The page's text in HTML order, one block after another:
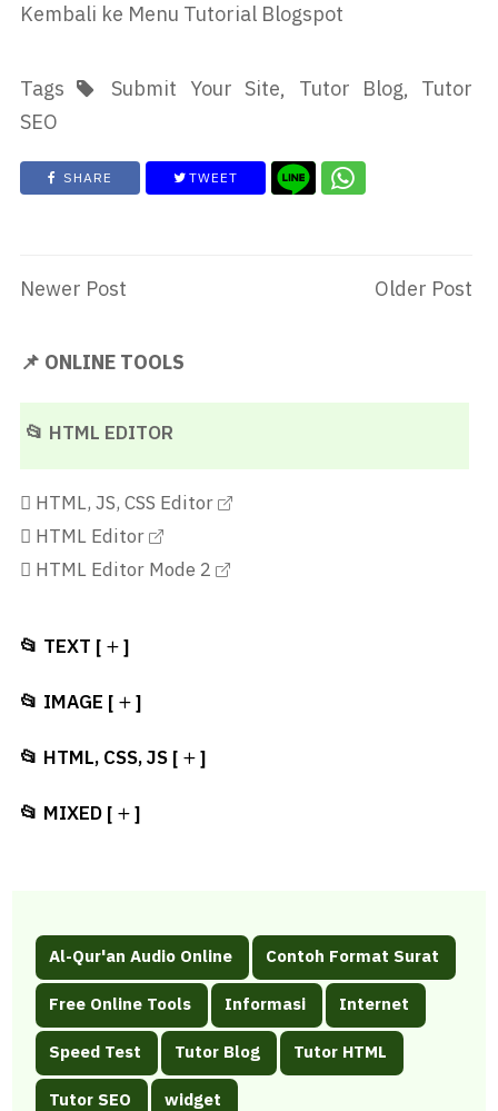
Kembali ke Menu Tutorial Blogspot
Tags Submit Your Site, Tutor Blog, Tutor
SEO
SHARE TWEET
Newer Post Older Post
📌 ONLINE TOOLS
📂 HTML EDITOR
HTML, JS, CSS Editor
HTML Editor
HTML Editor Mode 2
📂 TEXT [ ]
📂 IMAGE [ ]
📂 HTML, CSS, JS [ ]
📂 MIXED [ ]
Al-Qur'an Audio Online Contoh Format Surat
Free Online Tools Informasi Internet
Speed Test Tutor Blog Tutor HTML
Tutor SEO widget